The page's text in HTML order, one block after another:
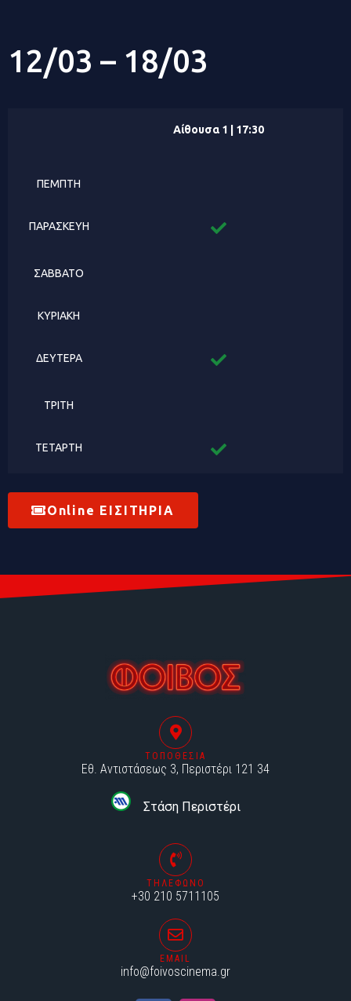
12/03 – 18/03
Αίθουσα 1 | 17:30
ΠΕΜΠΤΗ
ΠΑΡΑΣΚΕΥΗ
ΣΑΒΒΑΤΟ
ΚΥΡΙΑΚΗ
ΔΕΥΤΕΡΑ
ΤΡΙΤΗ
ΤΕΤΑΡΤΗ
Online ΕΙΣΙΤΗΡΙΑ
ΤΟΠΟΘΕΣΙΑ
Εθ. Αντιστάσεως 3, Περιστέρι 121 34
Στάση Περιστέρι
ΤΗΛΕΦΩΝΟ
+30 210 5711105
EMAIL
info@foivoscinema.gr